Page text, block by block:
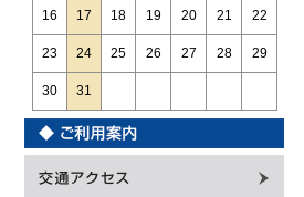
16 17 18 19 20 21 22
23 24 25 26 27 28 29
30 31